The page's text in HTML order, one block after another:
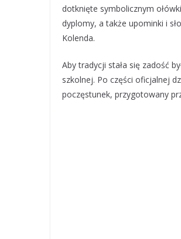
dotknięte symbolicznym
dyplomy, a także upominki i
Kolenda.
Aby tradycji stała się zadość
szkolnej. Po części oficjalnej
poczęstunek, przygotowany